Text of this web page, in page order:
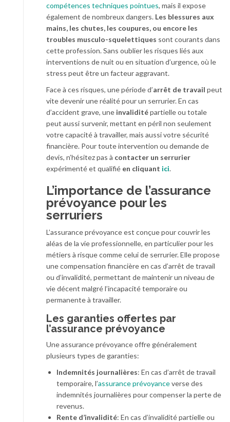
compétences techniques pointues, mais il expose
également de nombreux dangers. Les blessures aux
mains, les chutes, les coupures, ou encore les
troubles musculo-squelettiques sont courants dans
cette profession. Sans oublier les risques liés aux
interventions de nuit ou en situation d’urgence, où le
stress peut être un facteur aggravant.
Face à ces risques, une période d’arrêt de travail peut
vite devenir une réalité pour un serrurier. En cas
d’accident grave, une invaliditépartielle ou totale
peut aussi survenir, mettant en péril non seulement
votre capacité à travailler, mais aussi votre sécurité
financière. Pour toute intervention ou demande de
devis, n’hésitez pas à contacter un serrurier
expérimenté et qualifié en cliquant ici.
L’importance de l’assurance
prévoyance pour les
serruriers
L’assurance prévoyance est conçue pour couvrir les
aléas de la vie professionnelle, en particulier pour les
métiers à risque comme celui de serrurier. Elle propose
une compensation financière en cas d’arrêt de travail
ou d’invalidité, permettant de maintenir un niveau de
vie décent malgré l’incapacité temporaire ou
permanente à travailler.
Les garanties offertes par
l’assurance prévoyance
Une assurance prévoyance offre généralement
plusieurs types de garanties:
Indemnités journalières: En cas d’arrêt de travail
temporaire, l’assurance prévoyanceverse des
indemnités journalières pour compenser la perte de
revenus.
Rente d’invalidité: En cas d’invalidité partielle ou